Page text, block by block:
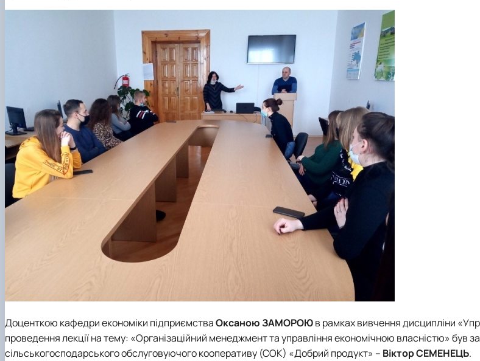
Доценткою кафедри економіки підприємстваОксаною ЗАМОРОЮв рамках вивчення дисципліни
проведення лекції на тему: «Організаційний менеджмент та управління економічною власністю» був
сільськогосподарського обслуговуючого кооперативу (СОК) «Добрий продукт» – Віктор СЕМЕНЕЦЬ.